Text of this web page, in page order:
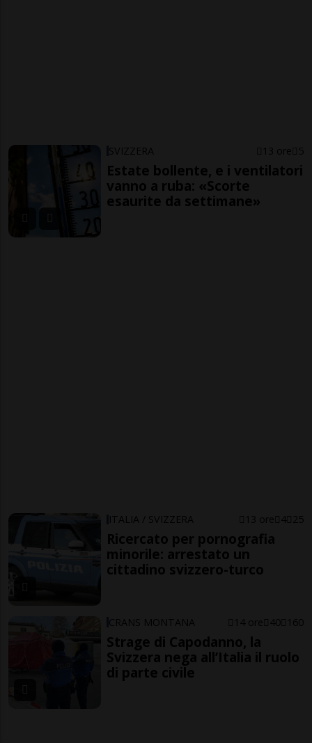
SVIZZERA 13 ore 5
Estate bollente, e i ventilatori
vanno a ruba: «Scorte
esaurite da settimane»
ITALIA / SVIZZERA 13 ore 4 25
Ricercato per pornografia
minorile: arrestato un
cittadino svizzero-turco
CRANS MONTANA 14 ore 40 160
Strage di Capodanno, la
Svizzera nega all’Italia il ruolo
di parte civile